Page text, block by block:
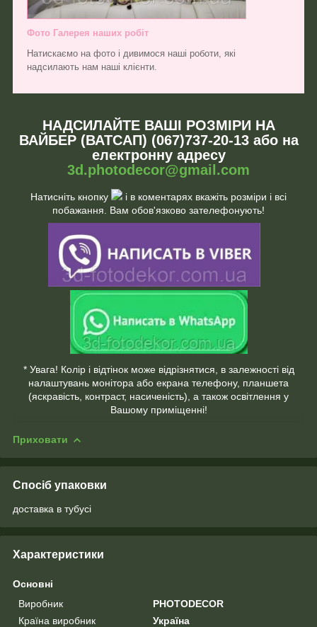
Фото Галерея наших робіт
Натискаємо на фото і дивимося наші роботи, які
надсилають нам наші клієнти.
НАДСИЛАЙТЕ ВАШІ РОЗМІРИ НА
ВАЙБЕР (ВАТСАП) (067)737-20-13 або на
електронну адресу
3d.photodecor@gmail.com
Натисніть кнопку
і в коментарях вкажіть розміри і всі
побажання. Вам обов'язково зателефонують!
* Увага! Колір і відтінок може відрізнятися, в залежності від
налаштувань монітора або екрана телефону, планшета
(яскравість, контраст, насиченість), а також освітлення у
Вашому приміщенні!
Приховати
Спосіб упаковки
доставка в тубусі
Характеристики
Основні
Виробник
PHOTODECOR
Країна виробник
Україна